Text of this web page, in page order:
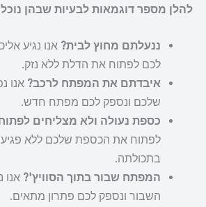
להלן מספר דוגמאות לבעיות שבהן
ננעלתם מחוץ לבית? אנו נגיע
לכם לפתוח את הדלת ללא נזק.
איבדתם את המפתח לרכב? אנו
שלכם ונספק לכם מפתח חדש.
כספת נעולה ולא מצליחים
לפתוח את הכספת שלכם ללא
בתכולתה.
המפתח שבור בתוך הסוויץ'?
השבור ונספק לכם פתרון מתאים.